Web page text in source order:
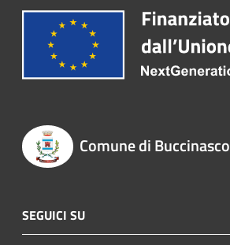
Comune di Buccinasco
SEGUICI SU